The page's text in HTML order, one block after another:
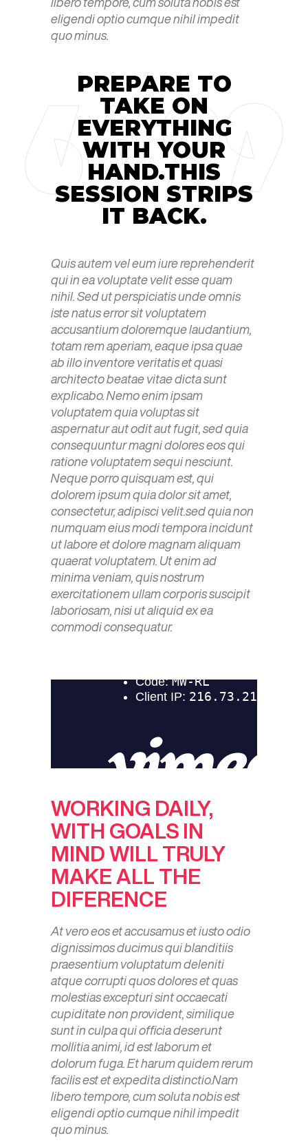
eligendi optio cumque nihil impedit
quo minus.
PREPARE TO
TAKE ON
EVERYTHING
WITH YOUR
HAND.THIS
SESSION STRIPS
IT BACK.
Quis autem vel eum iure reprehenderit
qui in ea voluptate velit esse quam
nihil. Sed ut perspiciatis unde omnis
iste natus error sit voluptatem
accusantium doloremque laudantium,
totam rem aperiam, eaque ipsa quae
ab illo inventore veritatis et quasi
architecto beatae vitae dicta sunt
explicabo. Nemo enim ipsam
voluptatem quia voluptas sit
aspernatur aut odit aut fugit, sed quia
consequuntur magni dolores eos qui
ratione voluptatem sequi nesciunt.
Neque porro quisquam est, qui
dolorem ipsum quia dolor sit amet,
consectetur, adipisci velit.sed quia non
numquam eius modi tempora incidunt
ut labore et dolore magnam aliquam
quaerat voluptatem. Ut enim ad
minima veniam, quis nostrum
exercitationem ullam corporis suscipit
laboriosam, nisi ut aliquid ex ea
commodi consequatur.
WORKING DAILY,
WITH GOALS IN
MIND WILL TRULY
MAKE ALL THE
DIFERENCE
At vero eos et accusamus et iusto odio
dignissimos ducimus qui blanditiis
praesentium voluptatum deleniti
atque corrupti quos dolores et quas
molestias excepturi sint occaecati
cupiditate non provident, similique
sunt in culpa qui officia deserunt
mollitia animi, id est laborum et
dolorum fuga. Et harum quidem rerum
facilis est et expedita distinctio.Nam
libero tempore, cum soluta nobis est
eligendi optio cumque nihil impedit
quo minus.